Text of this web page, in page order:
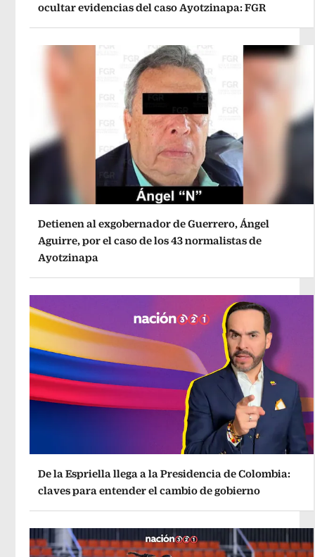
ocultar evidencias del caso Ayotzinapa: FGR
Detienen al exgobernador de Guerrero, Ángel
Aguirre, por el caso de los 43 normalistas de
Ayotzinapa
De la Espriella llega a la Presidencia de Colombia:
claves para entender el cambio de gobierno